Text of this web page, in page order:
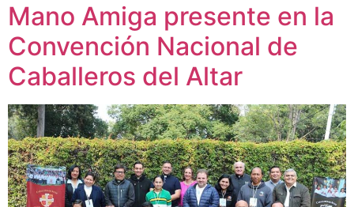
Mano Amiga presente en la
Convención Nacional de
Caballeros del Altar